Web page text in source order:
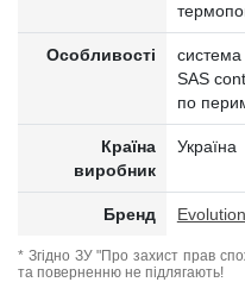
Особливості
система
SAS
по
Країна
виробник
Україна
Бренд Evolution
* Згідно ЗУ "Про захист прав
та поверненню не підлягають!